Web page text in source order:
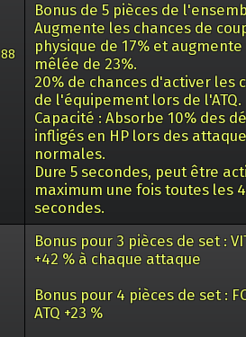
88
Bonus de 5 pièces de
Augmente les chances de
physique de 17% et augmente
mêlée de 23%.
20% de chances d'activer les
de l'équipement lors de l'ATQ.
Capacité : Absorbe 10% des
infligés en HP lors des
normales.
Dure 5 secondes, peut être
maximum une fois toutes les
secondes.
Bonus pour 3 pièces de set :
+42 % à chaque attaque
Bonus pour 4 pièces de set :
ATQ +23 %